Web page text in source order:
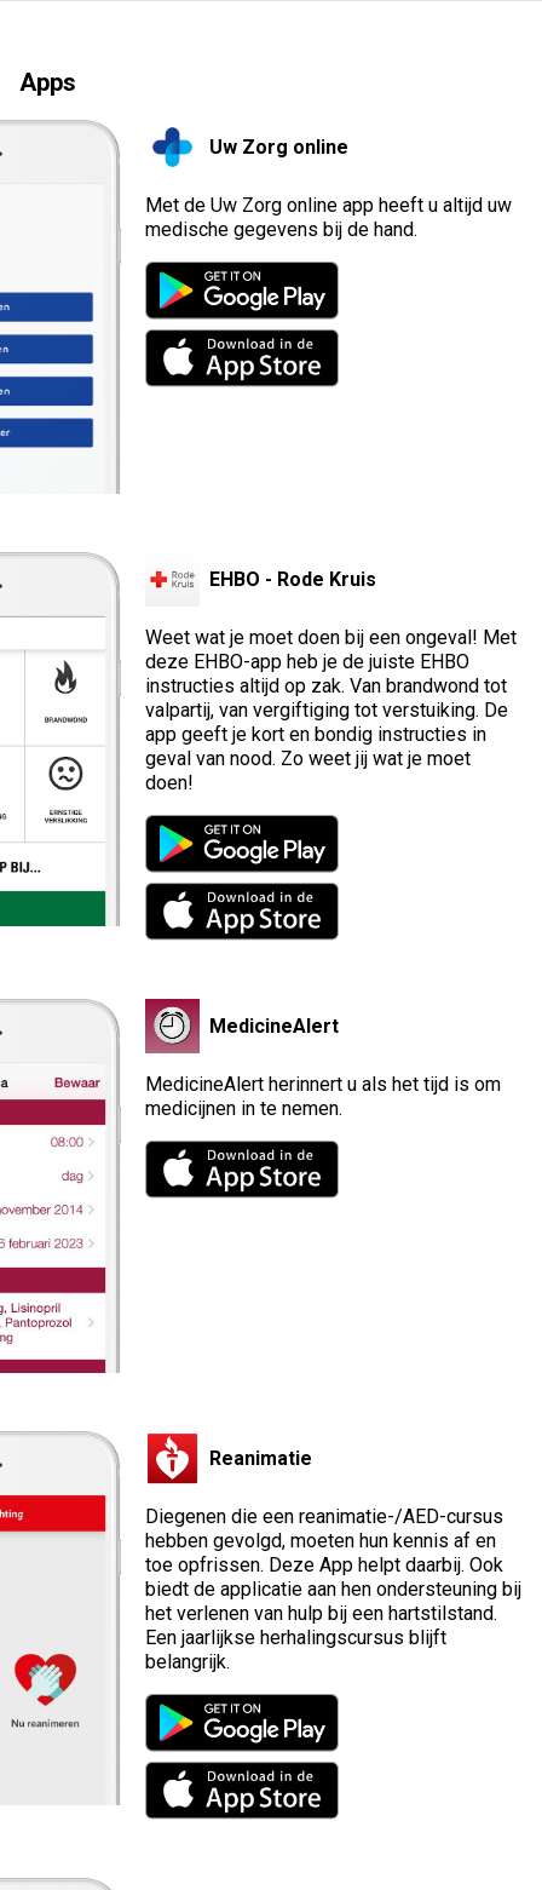
Apps
Uw Zorg online
Met de Uw Zorg online app heeft u altijd uw
medische gegevens bij de hand.
EHBO - Rode Kruis
Weet wat je moet doen bij een ongeval! Met
deze EHBO-app heb je de juiste EHBO
instructies altijd op zak. Van brandwond tot
valpartij, van vergiftiging tot verstuiking. De
app geeft je kort en bondig instructies in
geval van nood. Zo weet jij wat je moet
doen!
MedicineAlert
MedicineAlert herinnert u als het tijd is om
medicijnen in te nemen.
Reanimatie
Diegenen die een reanimatie-/AED-cursus
hebben gevolgd, moeten hun kennis af en
toe opfrissen. Deze App helpt daarbij. Ook
biedt de applicatie aan hen ondersteuning bij
het verlenen van hulp bij een hartstilstand.
Een jaarlijkse herhalingscursus blijft
belangrijk.